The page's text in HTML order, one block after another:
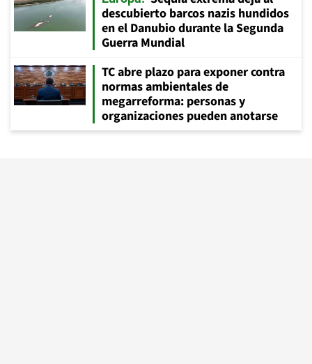
descubierto barcos nazis hundidos
en el Danubio durante la Segunda
Guerra Mundial
TC abre plazo para exponer contra
normas ambientales de
megarreforma: personas y
organizaciones pueden anotarse